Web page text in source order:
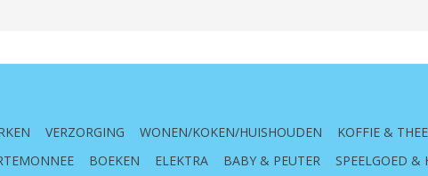
VERZORGING WONEN/KOKEN/HUISHOUDEN KOFFIE & THEE
BOEKEN ELEKTRA BABY & PEUTER SPEELGOED &